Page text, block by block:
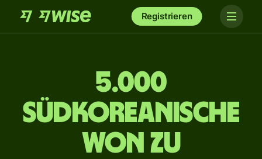
Registrieren
5.000
südkoreanische
Won zu